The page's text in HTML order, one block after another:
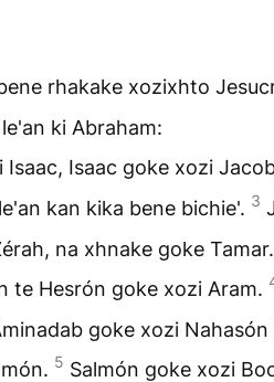
rhakake xozixhto
ki Abraham:
Isaac, Isaac goke xozi
kan kika bene bichie'. 3
na xhnake goke
te Hesrón goke xozi Aram.
goke xozi Nahasón
5 Salmón goke xozi